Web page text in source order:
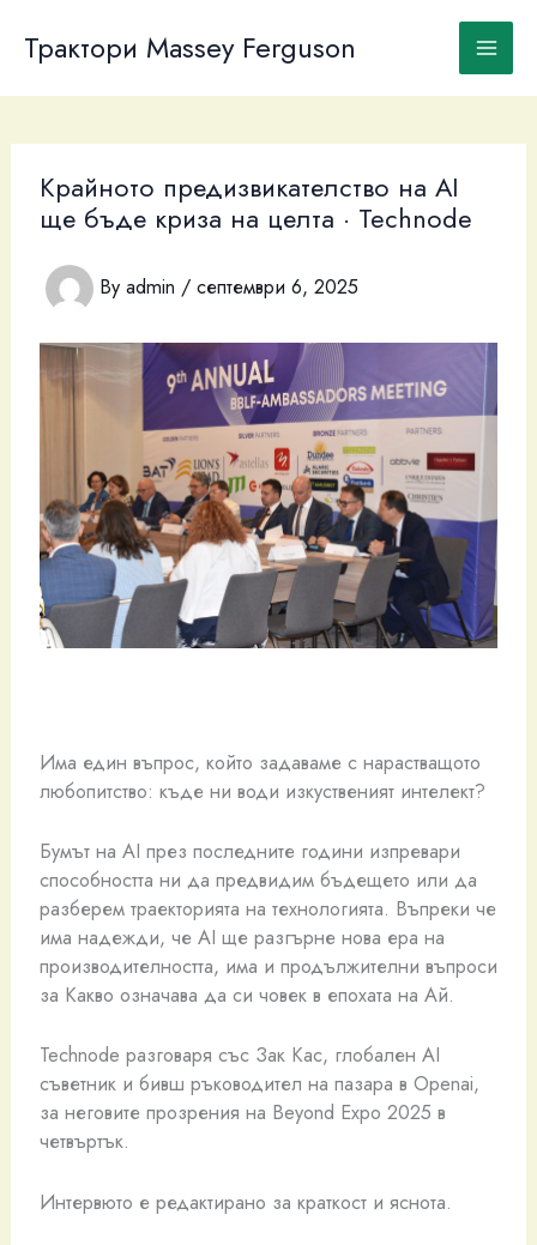
content
Трактори Massey Ferguson
Крайното предизвикателство на AI
ще бъде криза на целта · Technode
By admin / септември 6, 2025
Има един въпрос, който задаваме с нарастващото
любопитство: къде ни води изкуственият интелект?
Бумът на AI през последните години изпревари
способността ни да предвидим бъдещето или да
разберем траекторията на технологията. Въпреки че
има надежди, че AI ще разгърне нова ера на
производителността, има и продължителни въпроси
за Какво означава да си човек в епохата на Ай.
Technode разговаря със Зак Кас, глобален AI
съветник и бивш ръководител на пазара в Openai,
за неговите прозрения на Beyond Expo 2025 в
четвъртък.
Интервюто е редактирано за краткост и яснота.